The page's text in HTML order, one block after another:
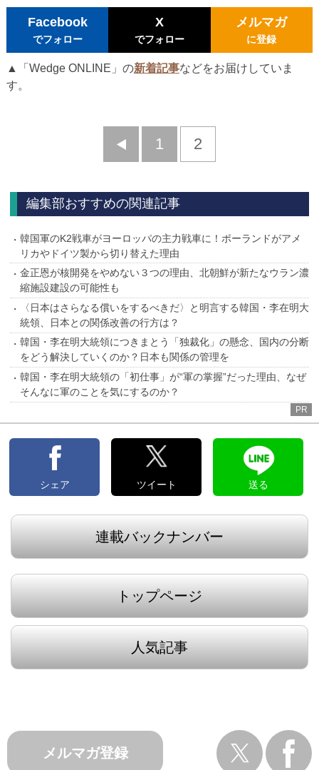
Facebook
でフォロー
X
でフォロー
メルマガ
に登録
▲「Wedge ONLINE」の新着記事などをお届けしていま
す。
前
1 2
編集部おすすめの関連記事
韓国軍のK2戦車がヨーロッパの主力戦車に！ポーランドがアメ
リカやドイツ製から切り替えた理由
金正恩が核開発をやめない３つの理由、北朝鮮が新たなウラン濃
縮施設建設の可能性も
〈日本はさらなる償いをするべきだ〉と明言する韓国・李在明大
統領、日本との関係改善の行方は？
韓国・李在明大統領につきまとう「独裁化」の懸念、国内の分断
をどう解決していくのか？日本も関係の管理を
韓国・李在明大統領の「初仕事」が“軍の掌握”だった理由、なぜ
そんなに軍のことを気にするのか？
PR
シェア ツイート 送る
連載バックナンバー
トップページ
人気記事
メルマガ登録